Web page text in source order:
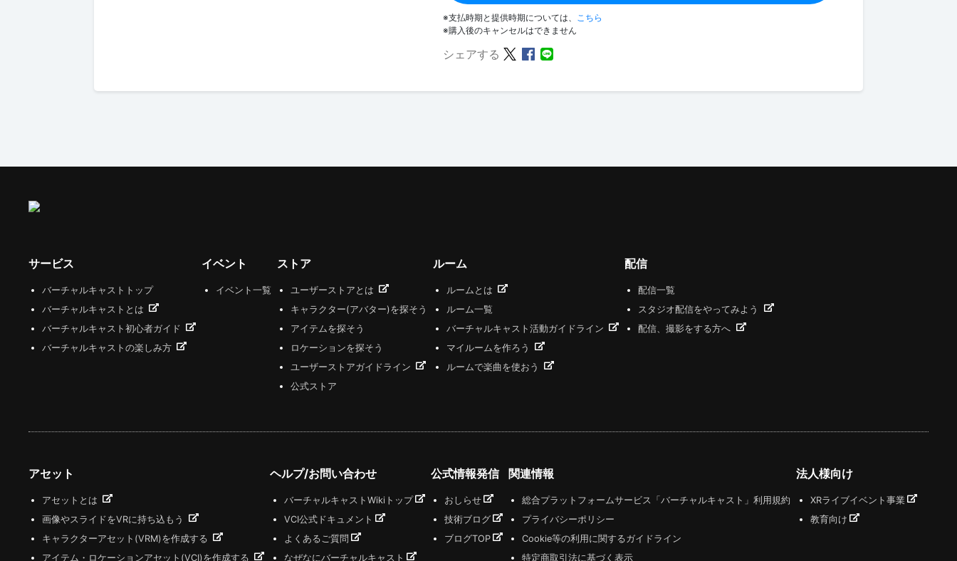
※支払時期と提供時期については、
こちら
※購入後のキャンセルはできません
シェアする
サービス
バーチャルキャストトップ
バーチャルキャストとは
バーチャルキャスト初心者ガイド
バーチャルキャストの楽しみ方
イベント
イベント一覧
ストア
ユーザーストアとは
キャラクター(アバター)を探そう
アイテムを探そう
ロケーションを探そう
ユーザーストアガイドライン
公式ストア
ルーム
ルームとは
ルーム一覧
バーチャルキャスト活動ガイドライン
マイルームを作ろう
ルームで楽曲を使おう
配信
配信一覧
スタジオ配信をやってみよう
配信、撮影をする方へ
アセット
アセットとは
画像やスライドをVRに持ち込もう
キャラクターアセット(VRM)を作成する
アイテム・ロケーションアセット(VCI)を作成する
ヘルプ/お問い合わせ
バーチャルキャストWikiトップ
VCI公式ドキュメント
よくあるご質問
なぜなにバーチャルキャスト
公式情報発信
おしらせ
技術ブログ
ブログTOP
関連情報
総合プラットフォームサービス「バーチャルキャスト」利用規約
プライバシーポリシー
Cookie等の利用に関するガイドライン
特定商取引法に基づく表示
法人様向け
XRライブイベント事業
教育向け